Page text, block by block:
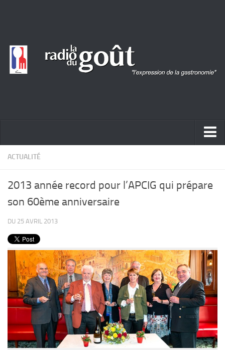
ACTUALITÉ
Entrées
Plats
Desserts
ACTUALITÉ
2013 année record pour l’APCIG qui prépare
son 60ème anniversaire
DU 25 AVRIL 2013